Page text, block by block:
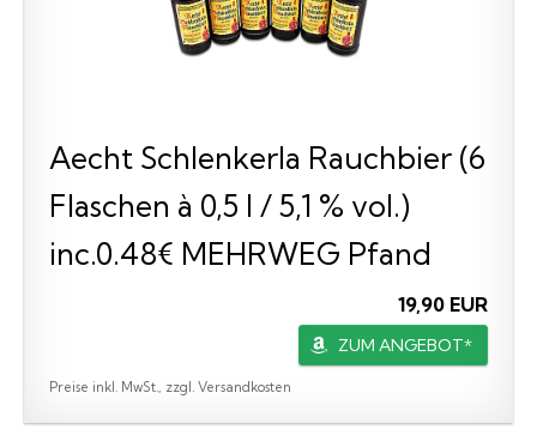
Aecht Schlenkerla Rauchbier (6
Flaschen à 0,5 l / 5,1 % vol.)
inc.0.48€ MEHRWEG Pfand
19,90 EUR
ZUM ANGEBOT*
Preise inkl. MwSt., zzgl. Versandkosten